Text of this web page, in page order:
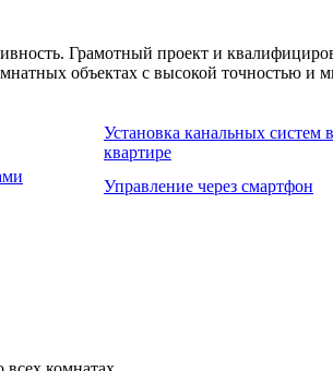
Грамотный проект и
объектах с высокой точностью и
Установка канальных систем в
квартире
Управление через смартфон